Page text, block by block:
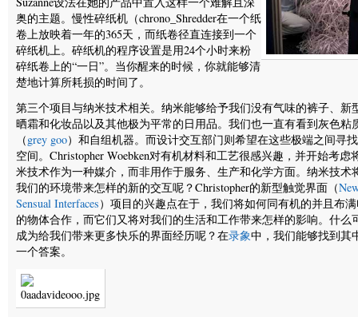
奥的主题。慢性碎纸机（chrono_Shredder在一个纸
卷上放映着一年的365天，而纸卷径直连接到一个
碎纸机上。碎纸机的程序设置是用24个小时来粉
碎纸卷上的“一日”。当你醒来的时候，你就能够清
楚地计算所耗损的时间了。
第三个项目与纳米技术相关。纳米能够给予我们没有气味的裤子、新
晒霜和化妆品以及其他极为平常的日用品。我们也一直有看到灰色粘
（grey goo）和自组机器。而设计交互部门则希望在这些极端之间寻
空间。Christopher Woebken对有机材料和工艺很感兴趣，并开始考虑
米技术作为一种媒介，而非用作于服务、生产和化学方面。纳米技术
我们的环境带来怎样的新的交互呢？Christopher的新型触觉界面（
Sensual Interfaces）项目的兴趣点在于，我们将如何同有机的并且布
的物体合作，而它们又将对我们的生活和工作带来怎样的影响。什么
成为给我们带来更多快乐的界面经历呢？在录象中，我们能够找到其
一个答案。